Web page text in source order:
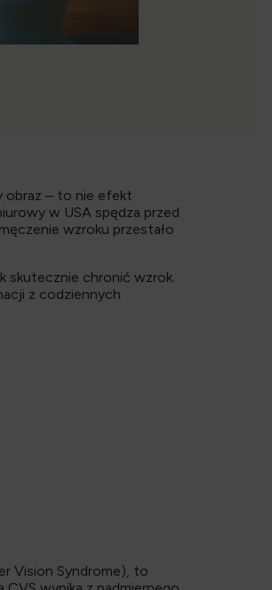
obraz – to nie efekt
w USA spędza przed
wzroku przestało
skutecznie chronić wzrok.
z codziennych
Vision Syndrome), to